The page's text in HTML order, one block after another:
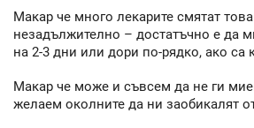
Макар че много лекарите смятат
незадължително – достатъчно е да
на 2-3 дни или дори по-рядко, ако са
Макар че може и съвсем да не ги
желаем околните да ни заобикалят